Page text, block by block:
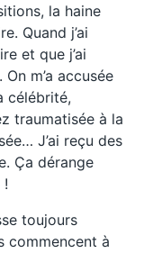
la haine
Quand j’ai
et que j’ai
m’a accusée
célébrité,
traumatisée à la
J’ai reçu des
Ça dérange
!
toujours
commencent à